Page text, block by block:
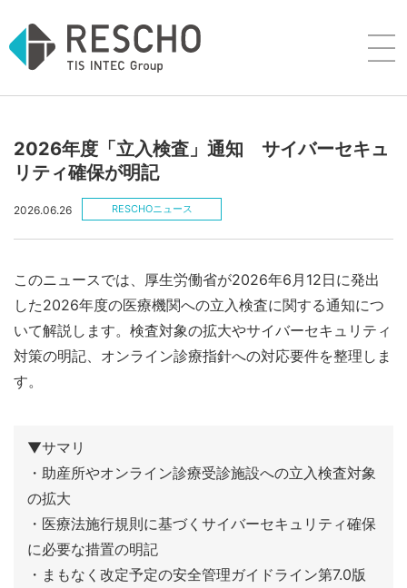
2026年度「立入検査」通知 サイバーセキュ
リティ確保が明記
2026.06.26 RESCHOニュース
このニュースでは、厚生労働省が2026年6月12日に発出
した2026年度の医療機関への立入検査に関する通知につ
いて解説します。検査対象の拡大やサイバーセキュリティ
対策の明記、オンライン診療指針への対応要件を整理しま
す。
・助産所やオンライン診療受診施設への立入検査対象
の拡大
・医療法施行規則に基づくサイバーセキュリティ確保
に必要な措置の明記
・まもなく改定予定の安全管理ガイドライン第7.0版